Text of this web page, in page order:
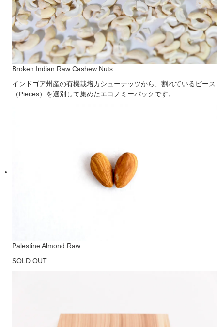
Broken Indian Raw Cashew Nuts
インドゴア州産の有機栽培カシューナッツから、割れているピース
（Pieces）を選別して集めたエコノミーパックです。
Palestine Almond Raw
SOLD OUT